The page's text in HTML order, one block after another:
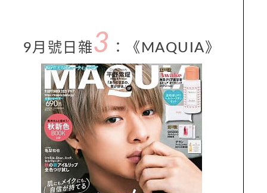
9月號日雜3 ： 《 MAQUIA》